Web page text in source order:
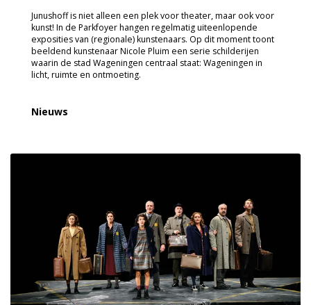
Junushoff is niet alleen een plek voor theater, maar ook voor
kunst! In de Parkfoyer hangen regelmatig uiteenlopende
exposities van (regionale) kunstenaars. Op dit moment toont
beeldend kunstenaar Nicole Pluim een serie schilderijen
waarin de stad Wageningen centraal staat: Wageningen in
licht, ruimte en ontmoeting.
Nieuws